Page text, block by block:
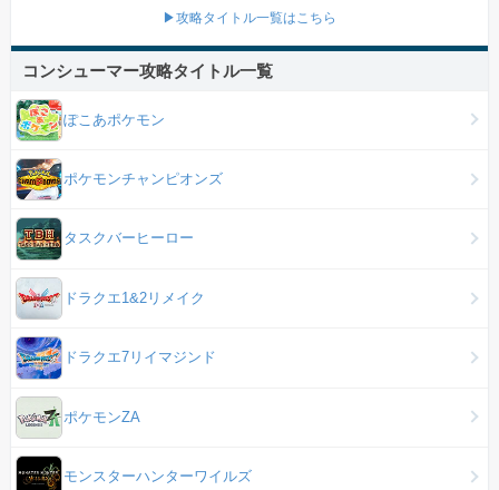
▶攻略タイトル一覧はこちら
コンシューマー攻略タイトル一覧
ぽこあポケモン
ポケモンチャンピオンズ
タスクバーヒーロー
ドラクエ1&2リメイク
ドラクエ7リイマジンド
ポケモンZA
モンスターハンターワイルズ